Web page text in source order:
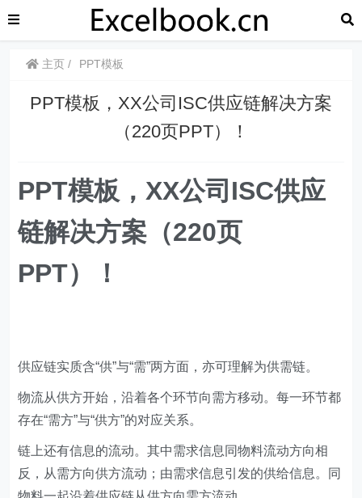
主页 PPT模板
PPT模板，XX公司ISC供应链解决方案
（220页PPT）！
PPT模板，XX公司ISC供应
链解决方案（220页
PPT）！
供应链实质含“供”与“需”两方面，亦可理解为供需链。
物流从供方开始，沿着各个环节向需方移动。每一环节都
存在“需方”与“供方”的对应关系。
链上还有信息的流动。其中需求信息同物料流动方向相
反，从需方向供方流动；由需求信息引发的供给信息。同